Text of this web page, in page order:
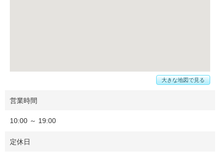
大きな地図で見る
営業時間
10:00 ～ 19:00
定休日